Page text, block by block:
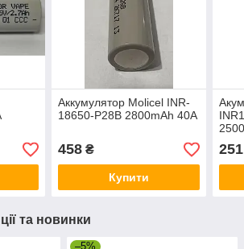
Аккумулятор Molicel INR-
18650-P28B 2800mAh 40A
458₴
Купити
251
та новинки
–5%